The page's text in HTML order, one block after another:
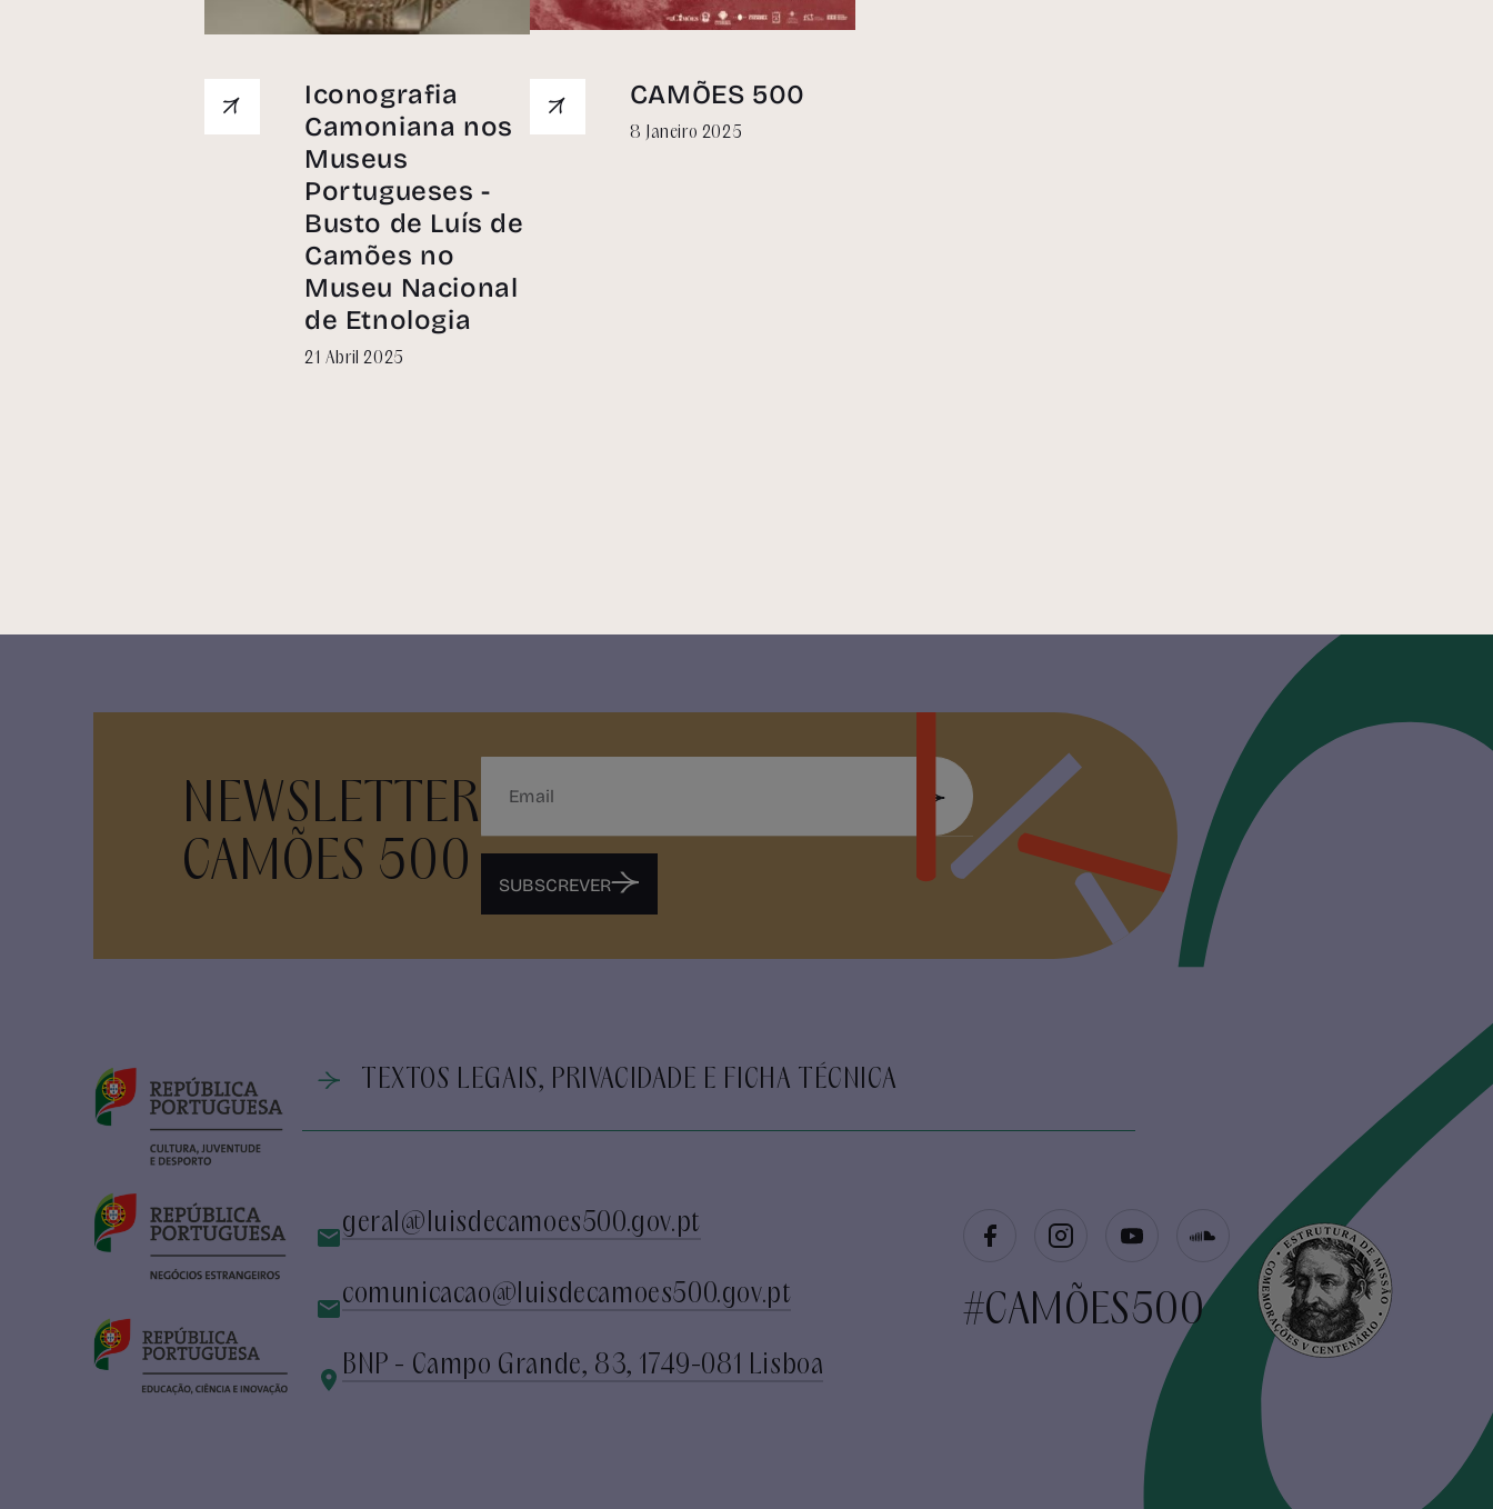
Iconografia
Camoniana nos
Museus
Portugueses -
Busto de Luís de
Camões no
Museu Nacional
de Etnologia
21 Abril 2025
CAMÕES 500
8 Janeiro 2025
NEWSLETTER
CAMÕES 500
SUBSCREVER
TEXTOS LEGAIS, PRIVACIDADE E FICHA TÉCNICA
geral@luisdecamoes500.gov.pt
comunicacao@luisdecamoes500.gov.pt
BNP - Campo Grande, 83, 1749-081 Lisboa
#CAMÕES500